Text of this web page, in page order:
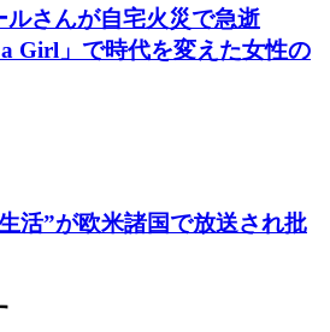
ルさんが自宅火災で急逝
Girl」で時代を変えた女性の
活”が欧米諸国で放送され批